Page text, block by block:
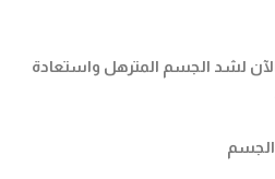
لشد الجسم المترهل واستعادة
الجسم